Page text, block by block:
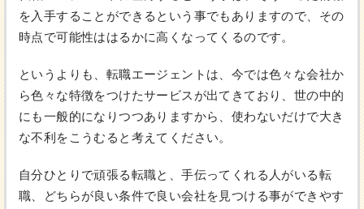
を入手することができるという事でもありますので、その
時点で可能性ははるかに高くなってくるのです。
というよりも、転職エージェントは、今では色々な会社か
ら色々な特徴をつけたサービスが出てきており、世の中的
にも一般的になりつつありますから、使わないだけで大き
な不利をこうむると考えてください。
自分ひとりで頑張る転職と、手伝ってくれる人がいる転
職、どちらが良い条件で良い会社を見つける事ができやす